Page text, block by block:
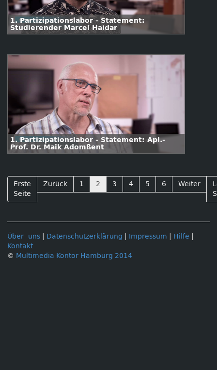
1. Partizipationslabor - Statement:
Studierender Marcel Haidar
1. Partizipationslabor - Statement: Apl.-
Prof. Dr. Maik Adomßent
Erste
Seite
Zurück 1 2 3 4 5 6 Weiter
Über uns Datenschutzerklärung Impressum Hilfe
Kontakt
© Multimedia Kontor Hamburg 2014